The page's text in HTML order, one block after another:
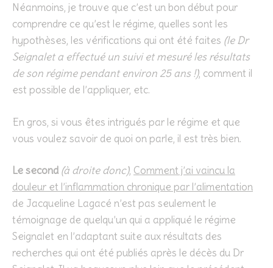
Néanmoins, je trouve que c’est un bon début pour
comprendre ce qu’est le régime, quelles sont les
hypothèses, les vérifications qui ont été faites (le Dr
Seignalet a effectué un suivi et mesuré les résultats
de son régime pendant environ 25 ans !), comment il
est possible de l’appliquer, etc.
En gros, si vous êtes intrigués par le régime et que
vous voulez savoir de quoi on parle, il est très bien.
Le second (à droite donc), Comment j’ai vaincu la
douleur et l’inflammation chronique par l’alimentation
de Jacqueline Lagacé n’est pas seulement le
témoignage de quelqu’un qui a appliqué le régime
Seignalet en l’adaptant suite aux résultats des
recherches qui ont été publiés après le décès du Dr